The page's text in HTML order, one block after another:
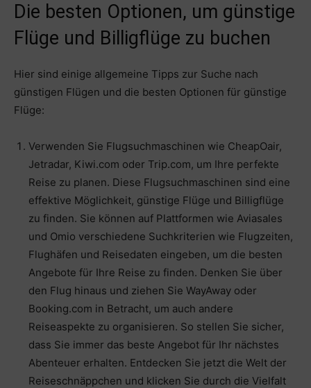
Die besten Optionen, um günstige
Flüge und Billigflüge zu buchen
Hier sind einige allgemeine Tipps zur Suche nach
günstigen Flügen und die besten Optionen für günstige
Flüge:
Verwenden Sie Flugsuchmaschinen wie CheapOair,
Jetradar, Kiwi.com oder Trip.com, um Ihre perfekte
Reise zu planen. Diese Flugsuchmaschinen sind eine
effektive Möglichkeit, günstige Flüge und Billigflüge
zu finden. Sie können auf Plattformen wie Aviasales
und Omio verschiedene Suchkriterien wie Flugzeiten,
Flughäfen und Reisedaten eingeben, um die besten
Angebote für Ihre Reise zu finden. Denken Sie über
den Flug hinaus und ziehen Sie WayAway oder
Booking.com in Betracht, um auch andere
Reiseaspekte zu organisieren. So stellen Sie sicher,
dass Sie immer das beste Angebot für Ihr nächstes
Abenteuer erhalten. Entdecken Sie jetzt die Welt der
Reiseschnäppchen und klicken Sie durch die Vielfalt